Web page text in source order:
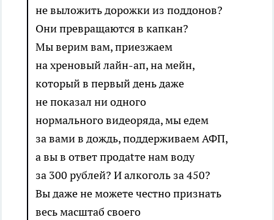
не выложить дорожки из поддонов?
Они превращаются в капкан?
Мы верим вам, приезжаем
на хреновый лайн-ап, на мейн,
который в первый день даже
не показал ни одного
нормального видеоряда, мы едем
за вами в дождь, поддерживаем АФП,
а вы в ответ продаtте нам воду
за 300 рублей? И алкоголь за 450?
Вы даже не можете честно признать
весь масштаб своего